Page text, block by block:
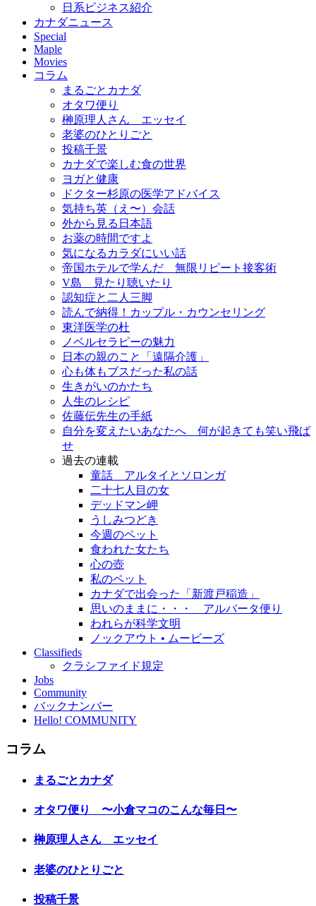
日系ビジネス紹介
カナダニュース
Special
Maple
Movies
コラム
まるごとカナダ
オタワ便り
榊原理人さん エッセイ
老婆のひとりごと
投稿千景
カナダで楽しむ食の世界
ヨガと健康
ドクター杉原の医学アドバイス
気持ち英（え〜）会話
外から見る日本語
お薬の時間ですよ
気になるカラダにいい話
帝国ホテルで学んだ 無限リピート接客術
V島 見たり聴いたり
認知症と二人三脚
読んで納得！カップル・カウンセリング
東洋医学の杜
ノベルセラピーの魅力
日本の親のこと「遠隔介護」
心も体もブスだった私の話
生きがいのかたち
人生のレシピ
佐藤伝先生の手紙
自分を変えたいあなたへ 何が起きても笑い飛ば
せ
過去の連載
童話 アルタイとソロンガ
二十七人目の女
デッドマン岬
うしみつどき
今週のペット
食われた女たち
心の壺
私のペット
カナダで出会った「新渡戸稲造」
思いのままに・・・ アルバータ便り
われらが科学文明
ノックアウト • ムービーズ
Classifieds
クラシファイド規定
Jobs
Community
バックナンバー
Hello! COMMUNITY
コラム
まるごとカナダ
オタワ便り 〜小倉マコのこんな毎日〜
榊原理人さん エッセイ
老婆のひとりごと
投稿千景